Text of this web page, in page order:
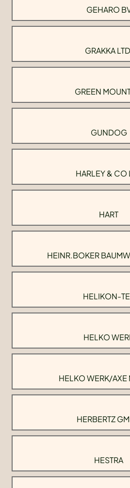
GEHARO
GRAKKA
GREEN
GUNDOG
HARLEY & CO
HART
HEINR.BOKER
HELIKON-
HELKO
HELKO WERK/AXE
HERBERTZ
HESTRA